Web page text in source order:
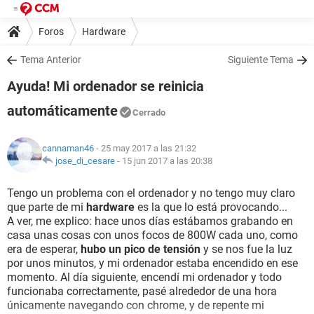
Foros Hardware
Tema Anterior Siguiente Tema
Ayuda! Mi ordenador se reinicia
automáticamente
Cerrado
cannaman46 - 25 may 2017 a las 21:32
jose_di_cesare - 15 jun 2017 a las 20:38
Tengo un problema con el ordenador y no tengo muy claro
que parte de mi hardware es la que lo está provocando...
A ver, me explico: hace unos días estábamos grabando en
casa unas cosas con unos focos de 800W cada uno, como
era de esperar, hubo un pico de tensión y se nos fue la luz
por unos minutos, y mi ordenador estaba encendido en ese
momento. Al día siguiente, encendí mi ordenador y todo
funcionaba correctamente, pasé alrededor de una hora
únicamente navegando con chrome, y de repente mi